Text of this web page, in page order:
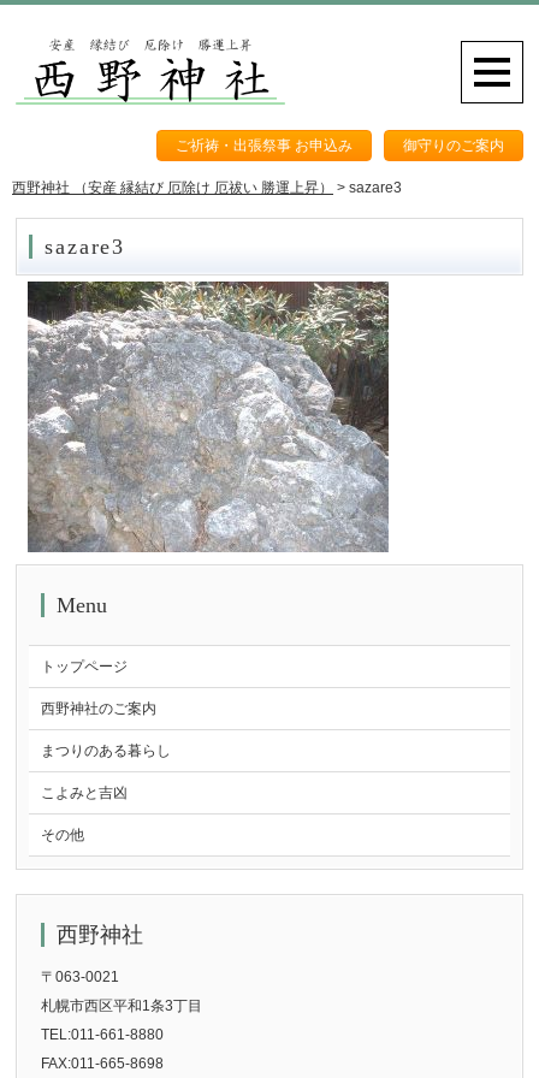
ご祈祷・出張祭事 お申込み 御守りのご案内
西野神社 （安産 縁結び 厄除け 厄祓い 勝運上昇） > sazare3
sazare3
Menu
トップページ
西野神社のご案内
まつりのある暮らし
こよみと吉凶
その他
西野神社
〒063-0021
札幌市西区平和1条3丁目
TEL:011-661-8880
FAX:011-665-8698